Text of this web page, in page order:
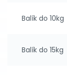
Balík do 10kg
Balík do 15kg